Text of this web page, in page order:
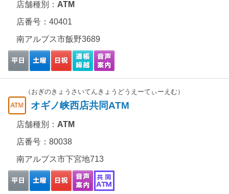
店舗種別： ATM
店番号：40401
南アルプス市飯野3689
（おぎのきょうさいてんきょうどうえーてぃーえむ）
オギノ峡西店共同ATM
店舗種別： ATM
店番号：80038
南アルプス市下宮地713